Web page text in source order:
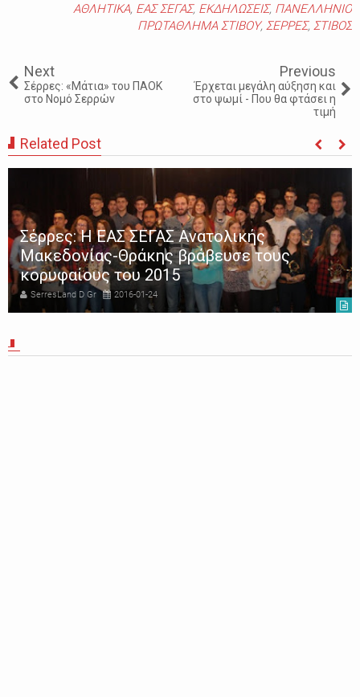
ΑΘΛΗΤΙΚΑ, ΕΑΣ ΣΕΓΑΣ, ΕΚΔΗΛΩΣΕΙΣ, ΠΑΝΕΛΛΗΝΙΟ
ΠΡΩΤΑΘΛΗΜΑ ΣΤΙΒΟΥ, ΣΕΡΡΕΣ, ΣΤΙΒΟΣ
Next
Σέρρες: «Μάτια» του ΠΑΟΚ
στο Νομό Σερρών
Previous
Έρχεται μεγάλη αύξηση και
στο ψωμί - Που θα φτάσει η
τιμή
Related Post
Σέρρες: Η ΕΑΣ ΣΕΓΑΣ Ανατολικής
Μακεδονίας-Θράκης βράβευσε τους
κορυφαίους του 2015
SerresLand D Gr 2016-01-24